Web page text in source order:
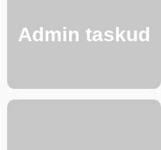
Admin taskud